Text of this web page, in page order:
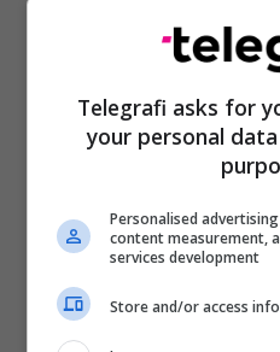
Telegrafi asks for
your personal
Personalised
content measurement,
services development
Store and/or access